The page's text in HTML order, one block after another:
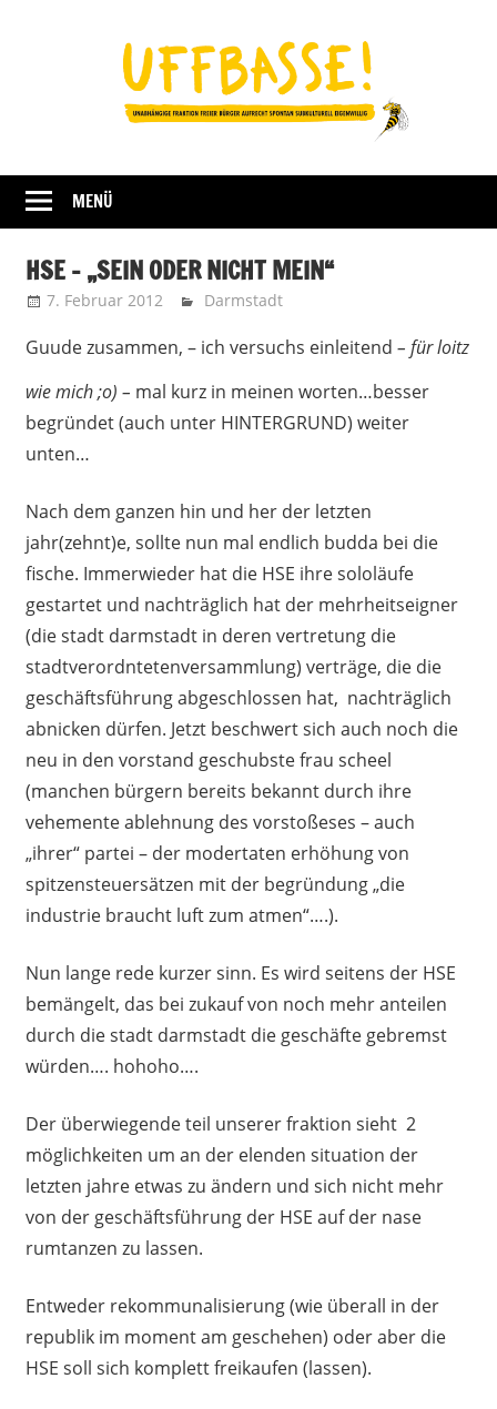
UFFBASSE!
Darmstadt
MENÜ
HSE – „SEIN ODER NICHT MEIN“
7. Februar 2012 Uffbasse
Darmstadt
Guude zusammen, – ich versuchs einleitend – für loitz
wie mich ;o) – mal kurz in meinen worten…besser
begründet (auch unter HINTERGRUND) weiter
unten…
Nach dem ganzen hin und her der letzten
jahr(zehnt)e, sollte nun mal endlich budda bei die
fische. Immerwieder hat die HSE ihre sololäufe
gestartet und nachträglich hat der mehrheitseigner
(die stadt darmstadt in deren vertretung die
stadtverordntetenversammlung) verträge, die die
geschäftsführung abgeschlossen hat, nachträglich
abnicken dürfen. Jetzt beschwert sich auch noch die
neu in den vorstand geschubste frau scheel
(manchen bürgern bereits bekannt durch ihre
vehemente ablehnung des vorstoßeses – auch
„ihrer“ partei – der modertaten erhöhung von
spitzensteuersätzen mit der begründung „die
industrie braucht luft zum atmen“….).
Nun lange rede kurzer sinn. Es wird seitens der HSE
bemängelt, das bei zukauf von noch mehr anteilen
durch die stadt darmstadt die geschäfte gebremst
würden…. hohoho….
Der überwiegende teil unserer fraktion sieht 2
möglichkeiten um an der elenden situation der
letzten jahre etwas zu ändern und sich nicht mehr
von der geschäftsführung der HSE auf der nase
rumtanzen zu lassen.
Entweder rekommunalisierung (wie überall in der
republik im moment am geschehen) oder aber die
HSE soll sich komplett freikaufen (lassen).